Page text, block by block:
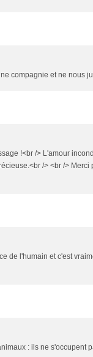
compagnie et ne nous
!<br /> L'amour
/> <br />
de l'humain et c'est
: ils ne s'occupent